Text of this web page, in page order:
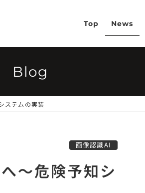
Top News
Blog
ステムの実装
画像認識AI
〜危険予知シ